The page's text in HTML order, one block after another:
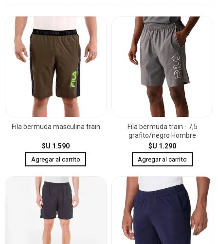
Fila bermuda masculina train
$U 1.590
Fila bermuda train - 7,5
grafito/negro Hombre
$U 1.290